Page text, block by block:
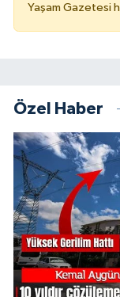
Yaşam Gazetesi
Özel Haber